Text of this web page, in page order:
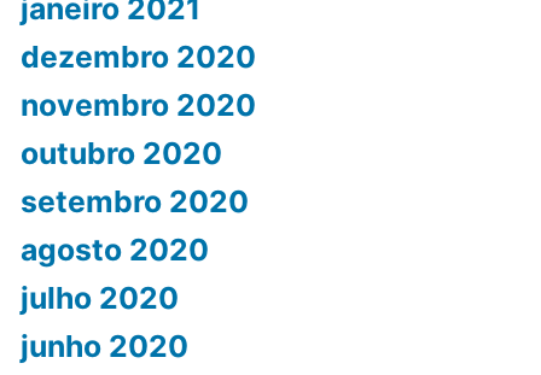
janeiro 2021
dezembro 2020
novembro 2020
outubro 2020
setembro 2020
agosto 2020
julho 2020
junho 2020